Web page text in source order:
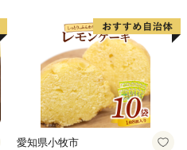
知県 小牧市 アンプチベアや
愛知県小牧市